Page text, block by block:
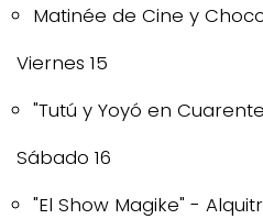
Matinée de Cine y
Viernes 15
"Tutú y Yoyó en
Sábado 16
"El Show Magike" -